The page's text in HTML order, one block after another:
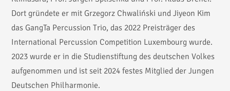
Dort gründete er mit Grzegorz Chwaliński und Jiyeon Kim
das GangTa Percussion Trio, das 2022 Preisträger des
International Percussion Competition Luxembourg wurde.
2023 wurde er in die Studienstiftung des deutschen Volkes
aufgenommen und ist seit 2024 festes Mitglied der Jungen
Deutschen Philharmonie.